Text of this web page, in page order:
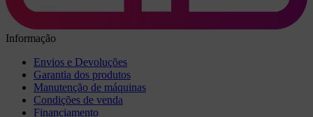
Informação
Envios e Devoluções
Garantia dos produtos
Manutenção de máquinas
Condições de venda
Financiamento